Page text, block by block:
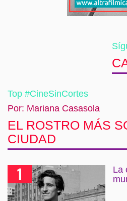
Top #CineSinCortes
Por: Mariana Casasola
EL ROSTRO MÁS
CIUDAD
La